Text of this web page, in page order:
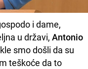
i dame,
u državi, Antonio
smo došli da su
teškoće da to